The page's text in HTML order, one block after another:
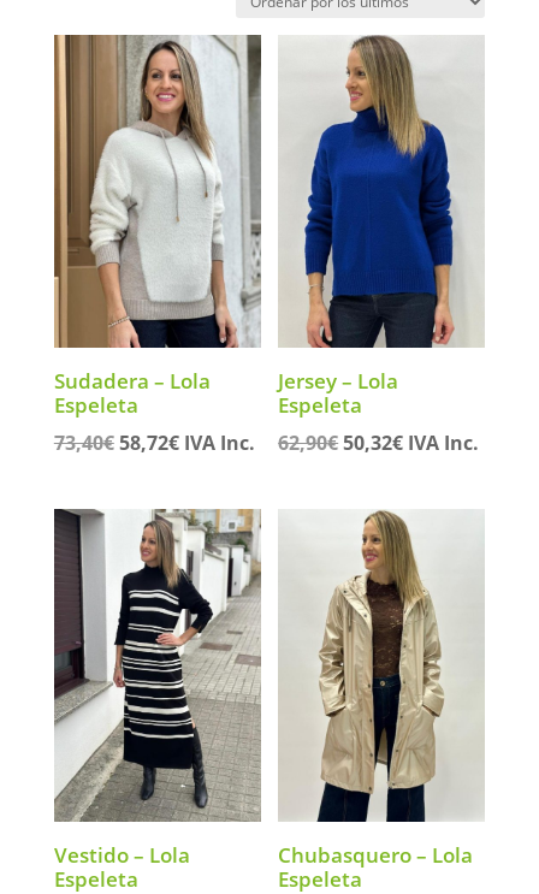
los
últimos
Sudadera – Lola
Espeleta
73,40€El
original
era:
73,40€.
58,72€El
actual
es:
58,72€.
IVA Inc.
Jersey – Lola
Espeleta
62,90€El
original
era:
62,90€.
50,32€El
actual
es:
50,32€.
IVA Inc.
Vestido – Lola
Espeleta
Chubasquero – Lola
Espeleta